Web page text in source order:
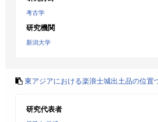
考古学
研究機関
新潟大学
東アジアにおける楽浪士城出土品の位置
研究代表者